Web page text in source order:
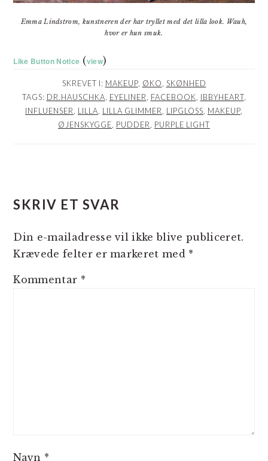
Emma Lindstrom, kunstneren der har tryllet med det lilla look. Wauh,
hvor er hun smuk.
Like Button Notice (view)
SKREVET I: MAKEUP, ØKO, SKØNHED
TAGS: DR.HAUSCHKA, EYELINER, FACEBOOK, IBBYHEART,
INFLUENSER, LILLA, LILLA GLIMMER, LIPGLOSS, MAKEUP,
ØJENSKYGGE, PUDDER, PURPLE LIGHT
SKRIV ET SVAR
Din e-mailadresse vil ikke blive publiceret.
Krævede felter er markeret med *
Kommentar *
Navn *